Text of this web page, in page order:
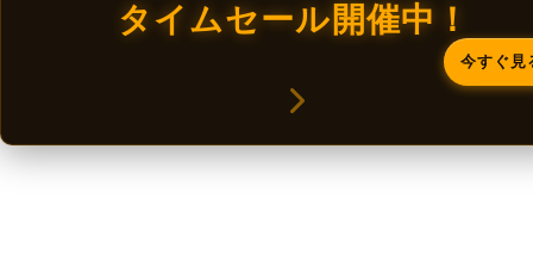
タイムセール開催中！
今すぐ見